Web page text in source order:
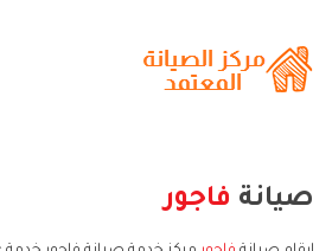
صيانة فاجور